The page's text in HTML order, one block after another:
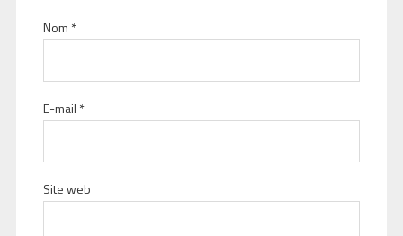
Nom *
E-mail *
Site web